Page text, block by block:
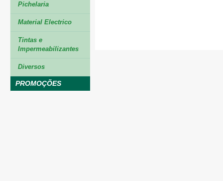
Pichelaria
Material Electrico
Tintas e
Impermeabilizantes
Diversos
PROMOÇÕES